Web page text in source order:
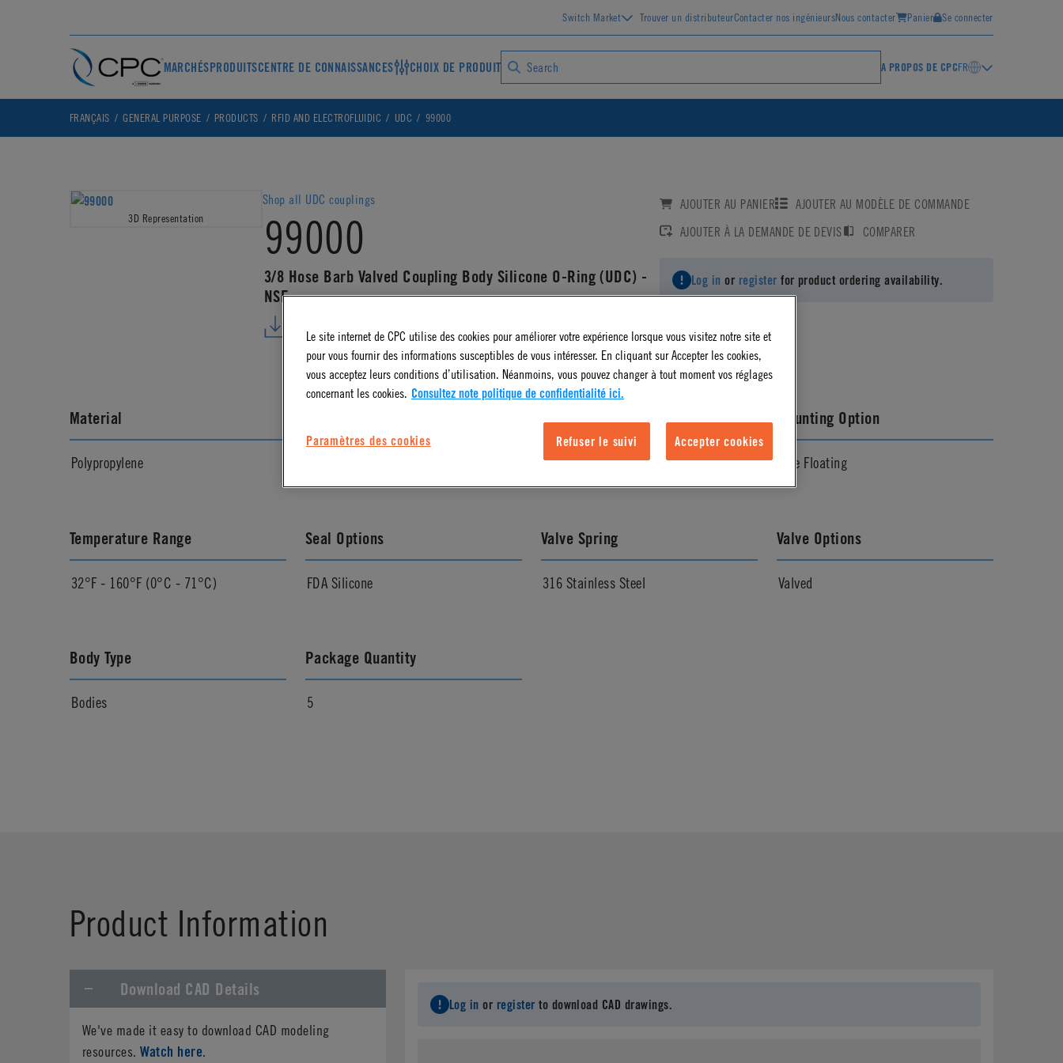
Switch Market Trouver un distributeurContacter nos ingénieursNous contacter Panier Se connecter
MARCHÉSPRODUITSCENTRE DE CONNAISSANCES CHOIX DE PRODUIT A PROPOS DE CPCFR
FRANÇAIS GENERAL PURPOSE PRODUCTS RFID AND ELECTROFLUIDIC UDC 99000
3D Representation
Shop all UDC couplings
99000
3/8 Hose Barb Valved Coupling Body Silicone O-Ring (UDC) -
NSF
AJOUTER AU PANIER
AJOUTER AU MODÈLE DE COMMANDE
AJOUTER À LA DEMANDE DE DEVIS
COMPARER
Log in or register for product ordering availability.
Material
Polypropylene
Color
Gray
Mounting Option
Free Floating
Temperature Range
32°F - 160°F (0°C - 71°C)
Seal Options
FDA Silicone
Valve Spring
316 Stainless Steel
Valve Options
Valved
Body Type
Bodies
Package Quantity
5
Product Information
Download CAD Details
We've made it easy to download CAD modeling
resources.Watch here.
Log in or register to download CAD drawings.
Le site internet de CPC utilise des cookies pour améliorer votre expérience lorsque vous visitez notre site et
pour vous fournir des informations susceptibles de vous intéresser. En cliquant sur Accepter les cookies,
vous acceptez leurs conditions d’utilisation. Néanmoins, vous pouvez changer à tout moment vos réglages
concernant les cookies. Consultez note politique de confidentialité ici.
Paramètres des cookies Refuser le suivi Accepter cookies